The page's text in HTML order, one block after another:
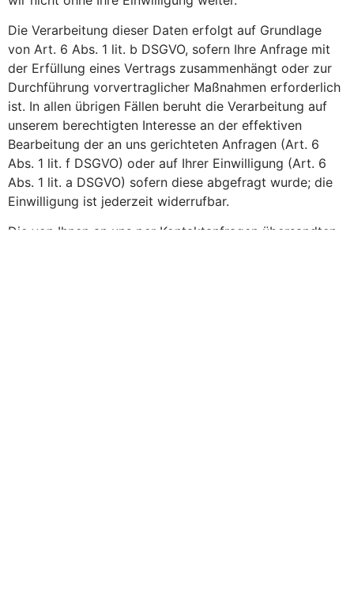
Die Verarbeitung dieser Daten erfolgt auf Grundlage
von Art. 6 Abs. 1 lit. b DSGVO, sofern Ihre Anfrage mit
der Erfüllung eines Vertrags zusammenhängt oder zur
Durchführung vorvertraglicher Maßnahmen erforderlich
ist. In allen übrigen Fällen beruht die Verarbeitung auf
unserem berechtigten Interesse an der effektiven
Bearbeitung der an uns gerichteten Anfragen (Art. 6
Abs. 1 lit. f DSGVO) oder auf Ihrer Einwilligung (Art. 6
Abs. 1 lit. a DSGVO) sofern diese abgefragt wurde; die
Einwilligung ist jederzeit widerrufbar.
Die von Ihnen an uns per Kontaktanfragen übersandten